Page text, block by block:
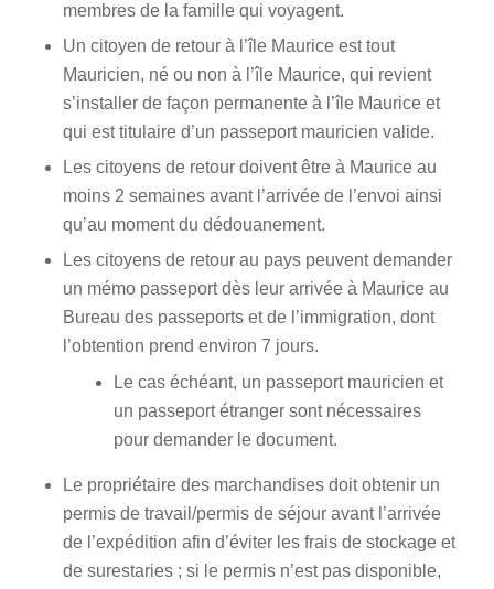
membres de la famille qui voyagent.
Un citoyen de retour à l’île Maurice est tout
Mauricien, né ou non à l’île Maurice, qui revient
s’installer de façon permanente à l’île Maurice et
qui est titulaire d’un passeport mauricien valide.
Les citoyens de retour doivent être à Maurice au
moins 2 semaines avant l’arrivée de l’envoi ainsi
qu’au moment du dédouanement.
Les citoyens de retour au pays peuvent demander
un mémo passeport dès leur arrivée à Maurice au
Bureau des passeports et de l’immigration, dont
l’obtention prend environ 7 jours.
Le cas échéant, un passeport mauricien et
un passeport étranger sont nécessaires
pour demander le document.
Le propriétaire des marchandises doit obtenir un
permis de travail/permis de séjour avant l’arrivée
de l’expédition afin d’éviter les frais de stockage et
de surestaries ; si le permis n’est pas disponible,